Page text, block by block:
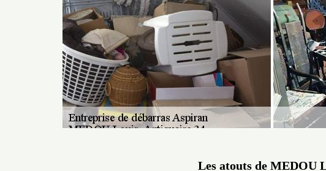
Les atouts de MEDOU